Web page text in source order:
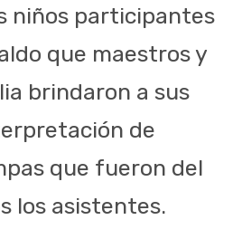
niños participantes
que maestros y
brindaron a sus
de
que fueron del
los asistentes.